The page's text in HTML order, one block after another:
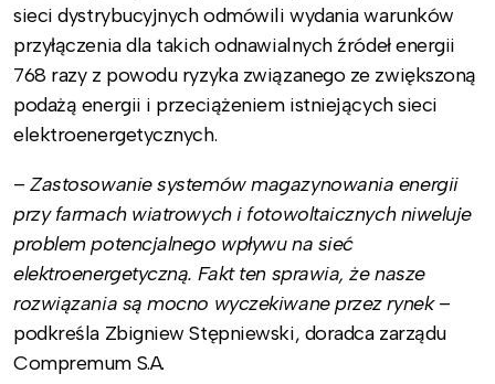
sieci dystrybucyjnych odmówili wydania warunków
przyłączenia dla takich odnawialnych źródeł energii
768 razy z powodu ryzyka związanego ze zwiększoną
podażą energii i przeciążeniem istniejących sieci
elektroenergetycznych.
–Zastosowanie systemów magazynowania energii
przy farmach wiatrowych i fotowoltaicznych niweluje
problem potencjalnego wpływu na sieć
elektroenergetyczną. Fakt ten sprawia, że nasze
rozwiązania są mocno wyczekiwane przez rynek–
podkreśla Zbigniew Stępniewski, doradca zarządu
Compremum S.A.